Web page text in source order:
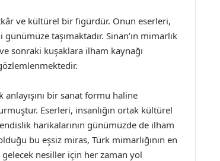
ve kültürel bir figürdür. Onun eserleri,
taşımaktadır. Sinan’ın mimarlık
sonraki kuşaklara ilham kaynağı
anlayışını bir sanat formu haline
Eserleri, insanlığın ortak kültürel
harikalarının günümüzde de ilham
bu eşsiz miras, Türk mimarlığının en
nesiller için her zaman yol